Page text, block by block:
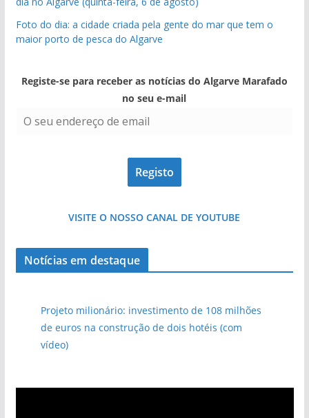
pub
pub
Foto do dia: a cidade criada pela gente do mar que tem o
maior porto de pesca do Algarve
Registe-se para receber as notícias do Algarve Marafado
no seu e-mail
VISITE O NOSSO CANAL DE YOUTUBE
Notícias em destaque
Projeto milionário: investimento de 108 milhões
de euros na construção de dois hotéis (com
vídeo)